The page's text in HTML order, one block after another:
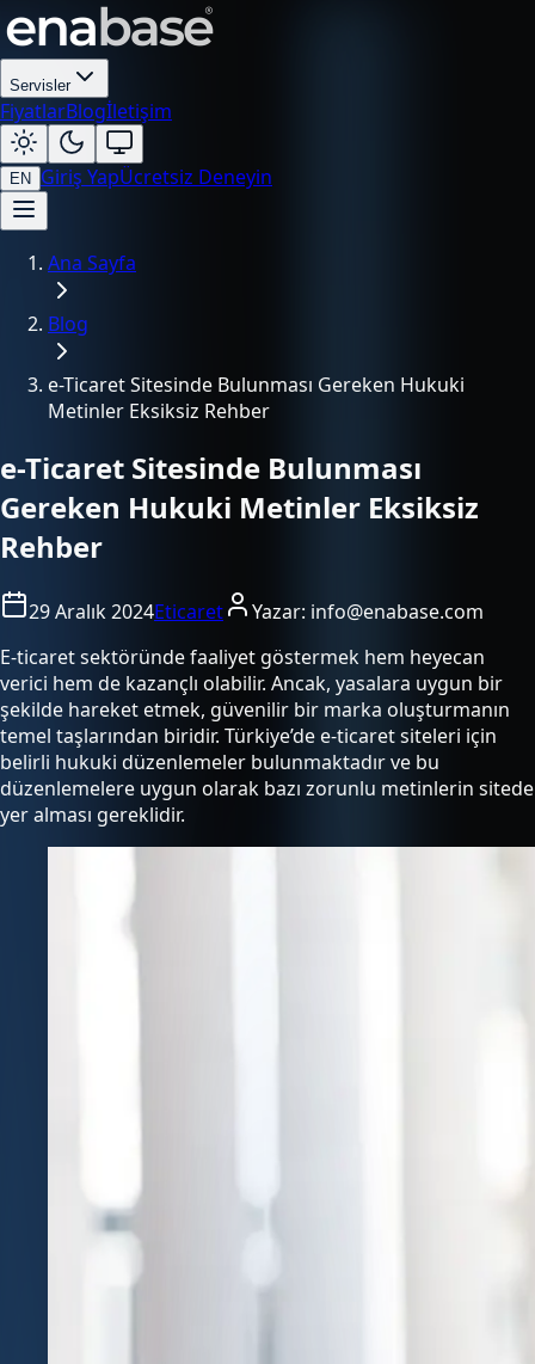
Servisler
FiyatlarBlogİletişim
EN Giriş YapÜcretsiz Deneyin
Ana Sayfa
Blog
e-Ticaret Sitesinde Bulunması Gereken Hukuki
Metinler Eksiksiz Rehber
e-Ticaret Sitesinde Bulunması
Gereken Hukuki Metinler Eksiksiz
Rehber
29 Aralık 2024Eticaret Yazar: info@enabase.com
E-ticaret sektöründe faaliyet göstermek hem heyecan
verici hem de kazançlı olabilir. Ancak, yasalara uygun bir
şekilde hareket etmek, güvenilir bir marka oluşturmanın
temel taşlarından biridir. Türkiye’de e-ticaret siteleri için
belirli hukuki düzenlemeler bulunmaktadır ve bu
düzenlemelere uygun olarak bazı zorunlu metinlerin sitede
yer alması gereklidir.